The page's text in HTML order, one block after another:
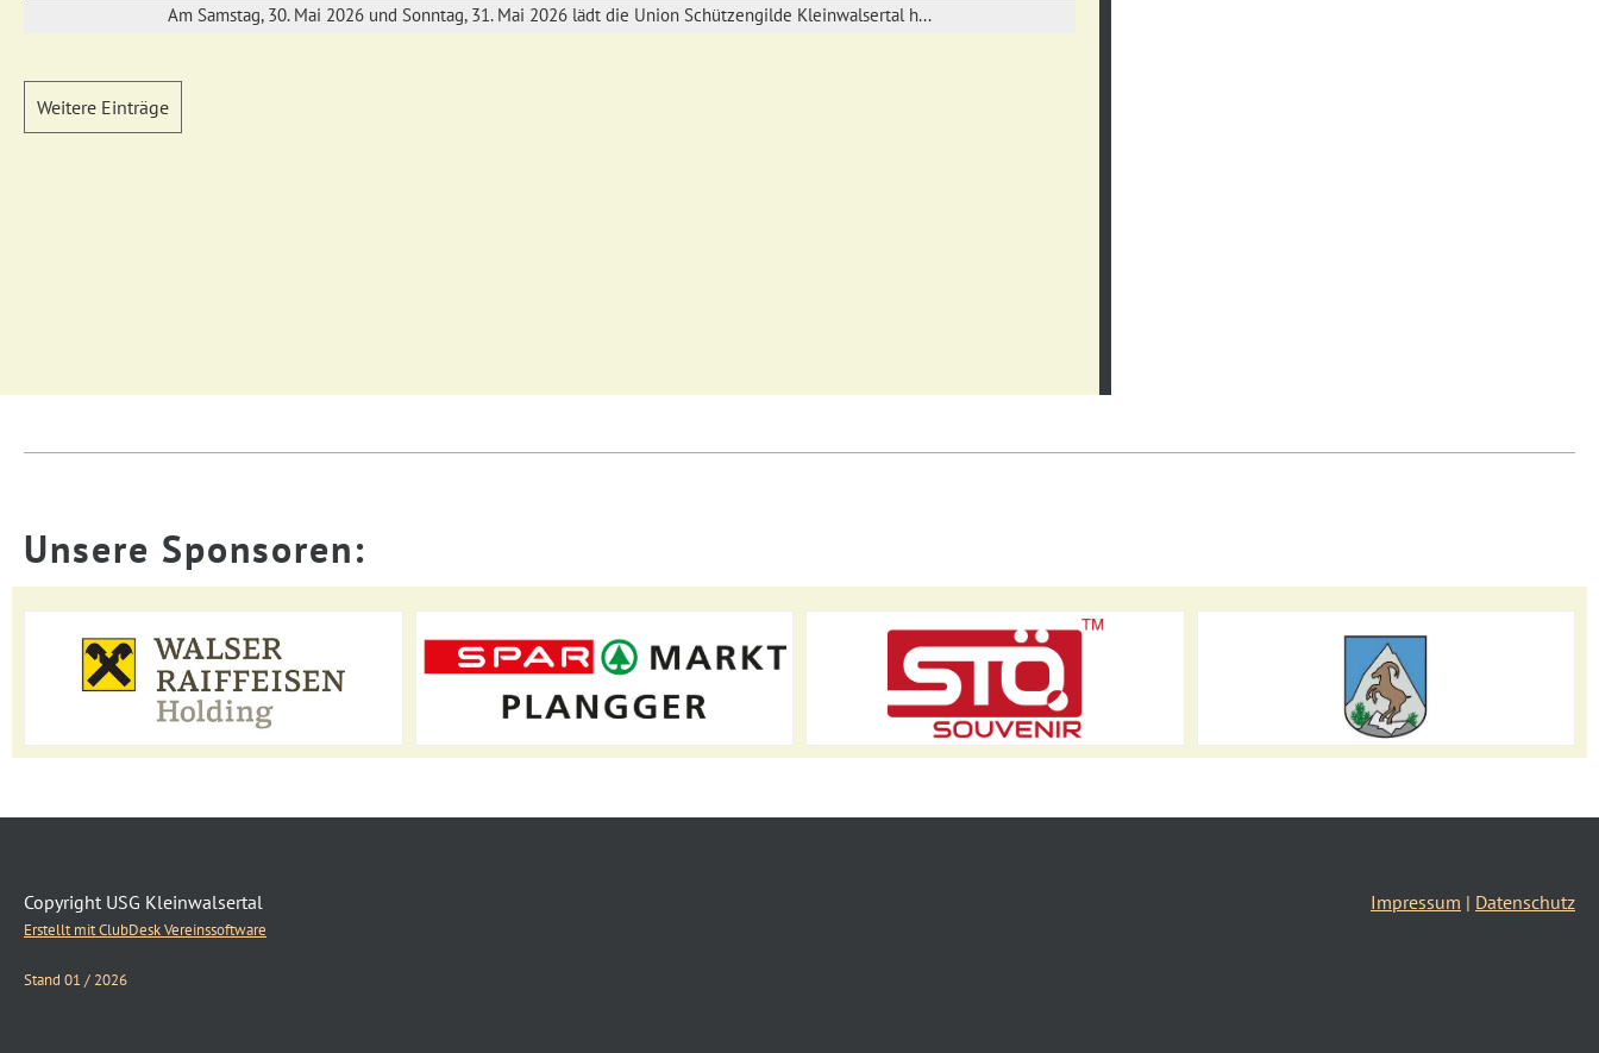
Am Samstag, 30. Mai 2026 und Sonntag, 31. Mai 2026 lädt die Union Schützengilde Kleinwalsertal h...
Weitere Einträge
Unsere Sponsoren:
Copyright USG Kleinwalsertal
Erstellt mit ClubDesk Vereinssoftware
Stand 01 / 2026
Impressum | Datenschutz